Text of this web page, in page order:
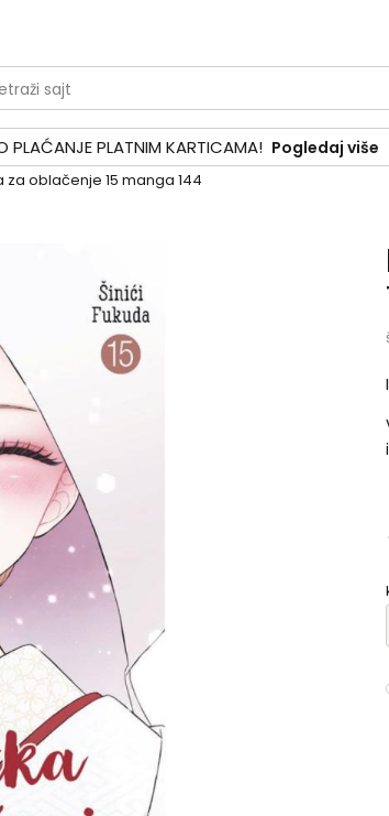
sajt
PLAĆANJE PLATNIM KARTICAMA! Pogledaj više
za oblačenje 15 manga 144